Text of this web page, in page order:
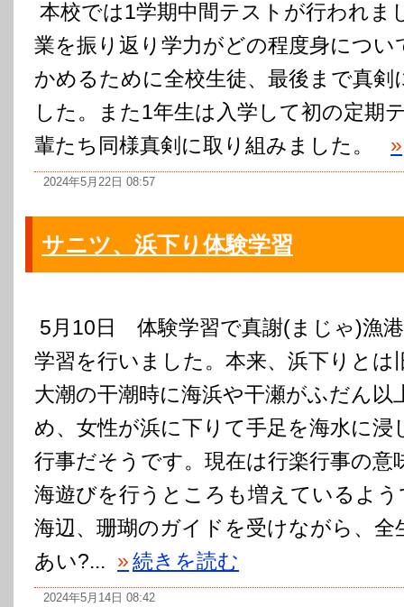
本校では1学期中間テストが行われま
業を振り返り学力がどの程度身につい
かめるために全校生徒、最後まで真剣
した。また1年生は入学して初の定期
輩たち同様真剣に取り組みました。
»
2024年5月22日 08:57
サニツ、浜下り体験学習
5月10日 体験学習で真謝(まじゃ)漁
学習を行いました。本来、浜下りとは
大潮の干潮時に海浜や干瀬がふだん以
め、女性が浜に下りて手足を海水に
行事だそうです。現在は行楽行事の意
海遊びを行うところも増えているよ
海辺、珊瑚のガイドを受けながら、
あい?... »続きを読む
2024年5月14日 08:42